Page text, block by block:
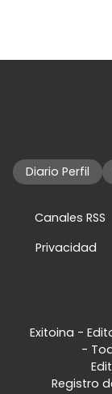
Diario Perfil
Canales RSS
Privacidad
Exitoina -
-
Registro